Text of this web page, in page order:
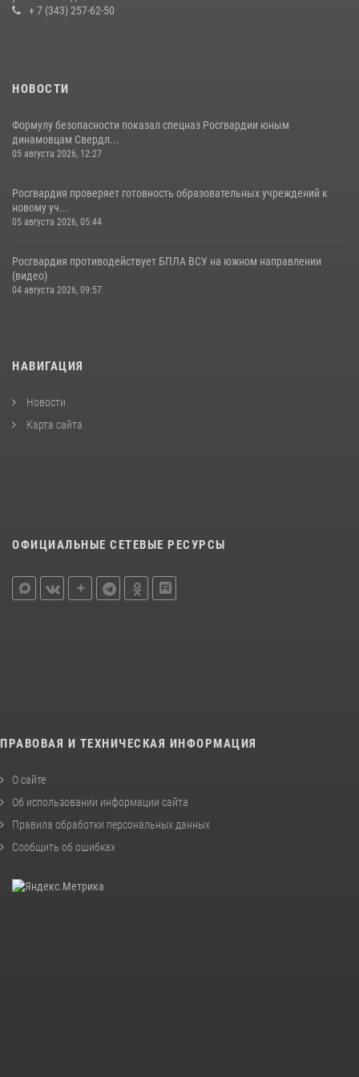
+ 7 (343) 257-62-50
НОВОСТИ
Формулу безопасности показал спецназ Росгвардии юным
динамовцам Свердл...
05 августа 2026, 12:27
Росгвардия проверяет готовность образовательных учреждений к
новому уч...
05 августа 2026, 05:44
Росгвардия противодействует БПЛА ВСУ на южном направлении
(видео)
04 августа 2026, 09:57
НАВИГАЦИЯ
Новости
Карта сайта
ОФИЦИАЛЬНЫЕ СЕТЕВЫЕ РЕСУРСЫ
ПРАВОВАЯ И ТЕХНИЧЕСКАЯ ИНФОРМАЦИЯ
О сайте
Об использовании информации сайта
Правила обработки персональных данных
Сообщить об ошибках